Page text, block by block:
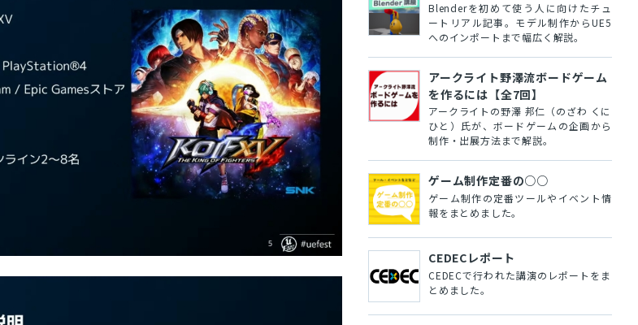
Blenderを初めて使う人に向けたチュ
ートリアル記事。モデル制作からUE5
へのインポートまで幅広く解説。
アークライト野澤流ボードゲーム
を作るには【全7回】
アークライトの野澤 邦仁（のざわ くに
ひと）氏が、ボードゲームの企画から
制作・出展方法まで解説。
ゲーム制作定番の○○
ゲーム制作の定番ツールやイベント情
報をまとめました。
CEDECレポート
CEDECで行われた講演のレポートをま
とめました。